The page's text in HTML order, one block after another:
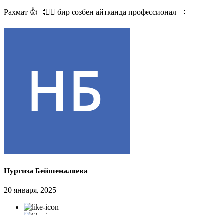
Рахмат 👍👏✊🏻 бир созбен айтканда профессионал 👏
Нургиза Бейшеналиева
20 января, 2025